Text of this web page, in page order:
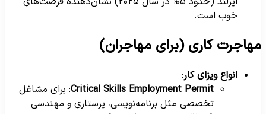
خوب است.
کاری (برای مهاجران)
انواع ویزای کار:
Critical Skills Employment Permit: برای مشاغل
تخصصی مثل برنامه‌نویسی، پرستاری و مهندسی